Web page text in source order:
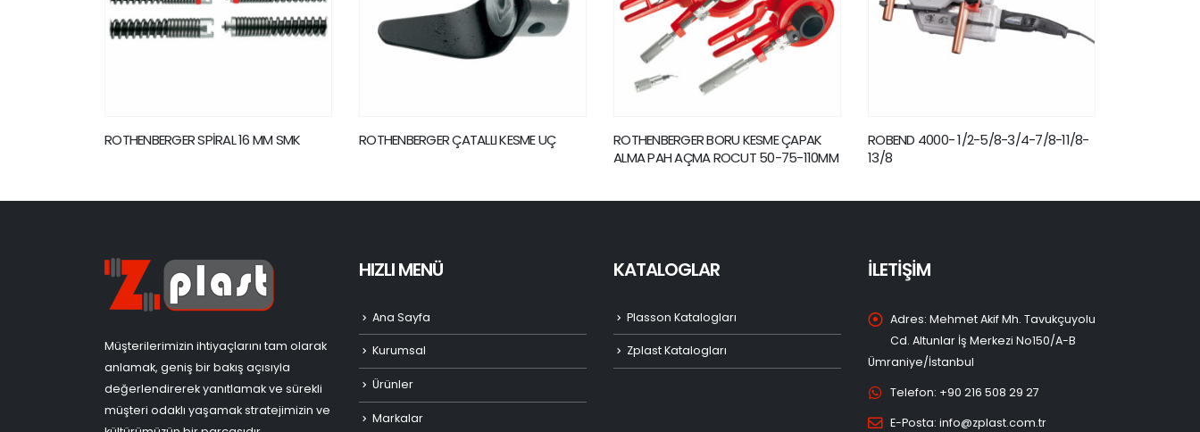
ROTHENBERGER SPİRAL 16 MM SMK ROTHENBERGER ÇATALLI KESME UÇ
ROTHENBERGER BORU KESME ÇAPAK
ALMA PAH AÇMA ROCUT 50-75-110MM
ROBEND 4000- 1/2-5/8-3/4-7/8-11/8-
13/8
Müşterilerimizin ihtiyaçlarını tam olarak
anlamak, geniş bir bakış açısıyla
değerlendirerek yanıtlamak ve sürekli
müşteri odaklı yaşamak stratejimizin ve
HIZLI MENÜ
Ana Sayfa
Kurumsal
Ürünler
Markalar
KATALOGLAR
Plasson Katalogları
Zplast Katalogları
İLETİŞİM
Adres: Mehmet Akif Mh. Tavukçuyolu
Cd. Altunlar İş Merkezi No150/A-B
Ümraniye/İstanbul
Telefon: +90 216 508 29 27
E-Posta: info@zplast.com.tr